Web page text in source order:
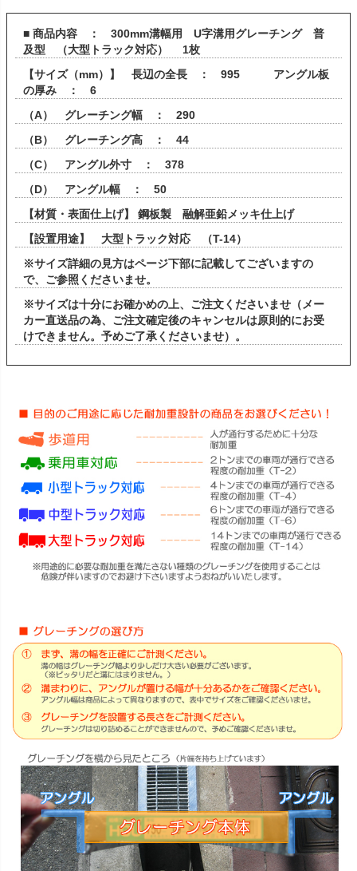
■ 商品内容 ： 300mm溝幅用 U字溝用グレーチング 普
及型 （大型トラック対応） 1枚
【サイズ（mm）】 長辺の全長 ： 995 アングル板
の厚み ： 6
（A） グレーチング幅 ： 290
（B） グレーチング高 ： 44
（C） アングル外寸 ： 378
（D） アングル幅 ： 50
【材質・表面仕上げ】 鋼板製 融解亜鉛メッキ仕上げ
【設置用途】 大型トラック対応 （T-14）
※サイズ詳細の見方はページ下部に記載してございますの
で、ご参照くださいませ。
※サイズは十分にお確かめの上、ご注文くださいませ（メー
カー直送品の為、ご注文確定後のキャンセルは原則的にお受
けできません。予めご了承くださいませ）。